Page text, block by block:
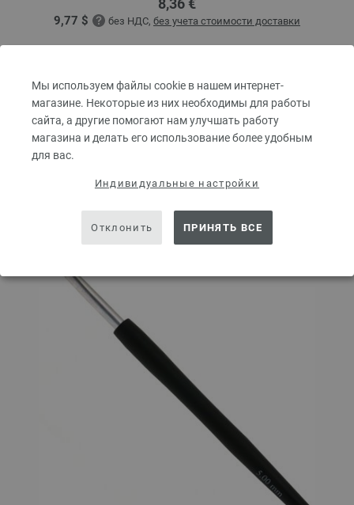
Мы используем файлы cookie в нашем интернет-
магазине. Некоторые из них необходимы для работы
сайта, а другие помогают нам улучшать работу
магазина и делать его использование более удобным
для вас.
Индивидуальные настройки
Отклонить ПРИНЯТЬ ВСЕ
8,36 €
9,77 $ без НДС, без учета стоимости доставки
В КОРЗИНУ